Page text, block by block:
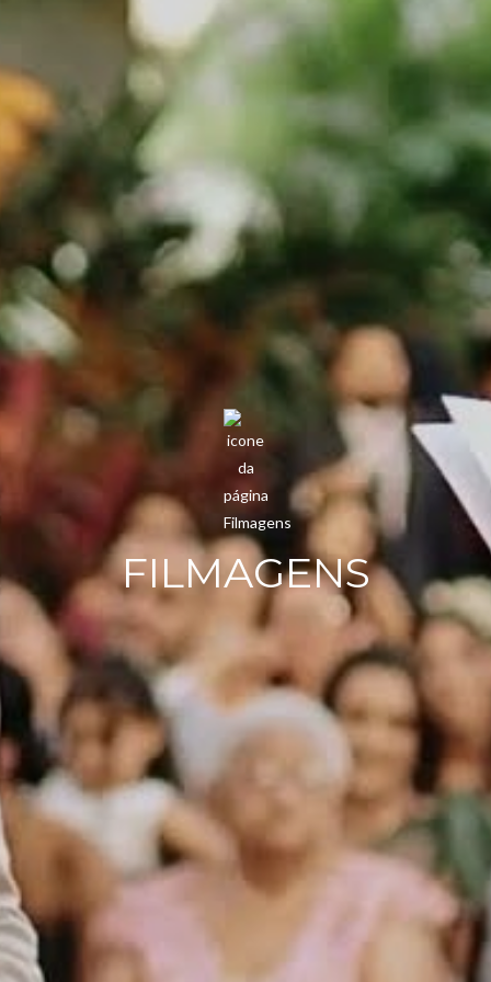
FILMAGENS